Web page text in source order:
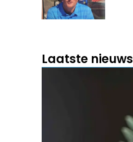
Laatste nieuws